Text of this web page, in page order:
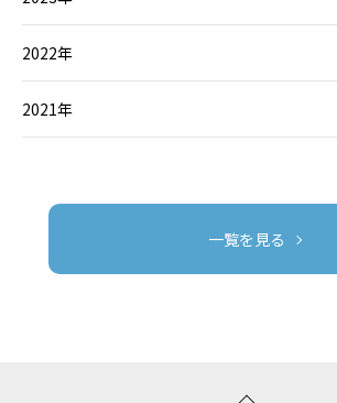
2022年
2021年
一覧を見る